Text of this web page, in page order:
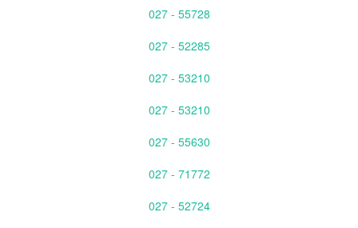
027 - 55728
027 - 52285
027 - 53210
027 - 53210
027 - 55630
027 - 71772
027 - 52724